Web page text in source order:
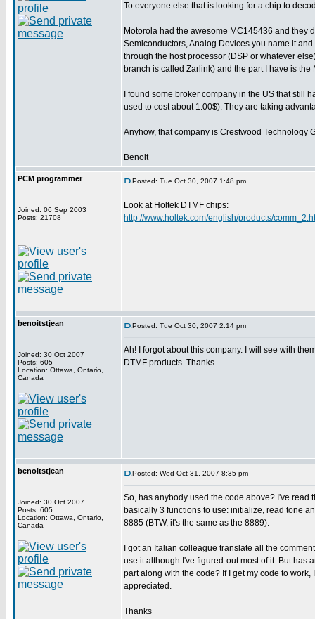
To everyone else that is looking for a chip to
Motorola had the awesome MC145436 and they
Semiconductors, Analog Devices you name it
through the host processor (DSP or whatever
branch is called Zarlink) and the part I have is the
I found some broker company in the US that still
used to cost about 1.00$). They are taking
Anyhow, that company is Crestwood Technology
Benoit
PCM programmer
Joined: 06 Sep 2003
Posts: 21708
Posted: Tue Oct 30, 2007 1:48 pm
Look at Holtek DTMF chips:
http://www.holtek.com/english/products/
benoitstjean
Joined: 30 Oct 2007
Posts: 605
Location: Ottawa, Ontario,
Canada
Posted: Tue Oct 30, 2007 2:14 pm
Ah! I forgot about this company. I will see with
DTMF products. Thanks.
benoitstjean
Joined: 30 Oct 2007
Posts: 605
Location: Ottawa, Ontario,
Canada
Posted: Wed Oct 31, 2007 8:35 pm
So, has anybody used the code above? I've
basically 3 functions to use: initialize, read tone
8885 (BTW, it's the same as the 8889).
I got an Italian colleague translate all the
use it although I've figured-out most of it. But has
part along with the code? If I get my code to
appreciated.
Thanks